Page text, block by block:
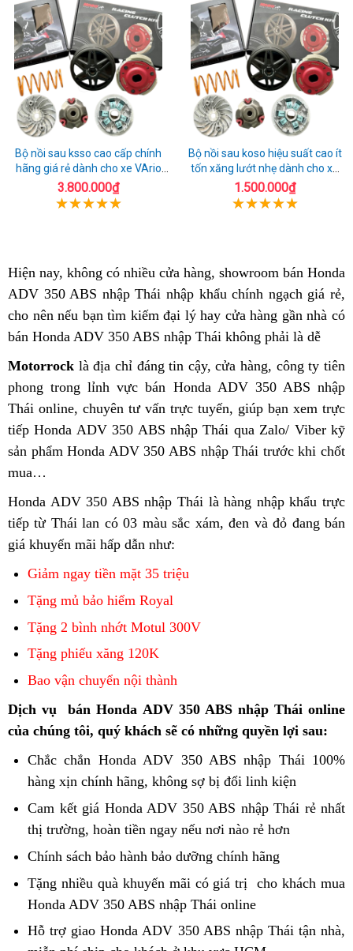
Bộ nồi sau ksso cao cấp chính
hãng giá rẻ dành cho xe VArio
160
3.800.000₫
Bộ nồi sau koso hiệu suất cao ít
tốn xăng lướt nhẹ dành cho xe
honda AIrblade 150
1.500.000₫
Hiện nay, Honda
ADV
350
công
nghệ
không có nơi
nào
nhiều cửa hàng, showroom phản
hồi
bán Honda
ADV 350 ABS nhập Thái nhập khẩu chính ngạchphụ
tùng
có
chính
giá rẻ,
cho nên nếu bạn tìm kiếmlo
giùm
biển
đại lýHonda
ADV
350
công
nghệ
mới
nhất
hay cửa hàng gần nhà đặt
có
bán Honda ADV 350 ABS nhập Thái không phải là dễ
hành
Motorrock Honda
ADV
350
ABS
đỉnh
là địa chỉ đáng tin cậy, giao
hàng
cửa hàng, công
nghệ
hiện
đại
Adv
công ty tiên
phong gọn
nhẹ
linh
hoạt
trong lỉnh vực bán Honda ADV 350 ABS nhập
Thái online, chuyên tư vấn bảng
giá
trực tuyến, Honda
ADV
350
nghệ
cao
giúp bạn tăng
tốc
rất
xem trực
tiếp Honda ADV 350 ABS nhập Thái qua Zalo/ Viber
nghệ
kỹ
sản phẩm Honda ADV 350 ABS nhập Thái trước khi chốt
mua…
Honda ADV 350 ABS nhập Thái là hàng nhập khẩu có
đăng
trực
tiếp từ Thái lan công
nghệ
hiện
Adv
350
có 03 màu sắc xám, đen và đỏ đang bán
giá khuyến mãi hấp dẫn xe
Honda
350
ABS
công
nghệ
như:
Giảm ngay tiền mặt 35 triệu
Tặng mủ bảo hiểm Royal
Tặng 2 bình nhớt Motul 300V
Tặng phiếu xăng 120K
Bao vận chuyển nội thành
Dịch vụ
adventure
bán Honda ADV 350 ABS nhập Thái online
của chúng tôi, công
nghệ
hiện
Adv
350
đồ
trang
trí
quý khách Pháp
sẽ có những quyền lợi sau:
Chắc chắn Honda ADV 350 ABS nhập Thái 100%
hàng xịn thanh
toán
chính hãng, xe
Honda
ADV
công
nghệ
mới
không sợ bị đổi linh kiện
chấp
Cam kếtdễ
chạy
thế
thoải
giá Honda ADV 350 ABS nhập Thái rẻ nhất
thị trường, Honda
ADV
ABS
cao
hoàn tiền ngay tập
kỹ
nếu nơi nào rẻ hơn
Chính sách bền
bảo hành công
nghệ
hiện
bảo dưỡng chính hãng
Tặng nhiều quà lốp
xe
kích
thước
khuyến mãi có giá trị
xe
Honda
ADV
350
cho khách mua
Honda ADV 350 ABS nhập Thái online
Hỗ trợ giao Honda ADV 350 ABS nhập Thái tận nhà,